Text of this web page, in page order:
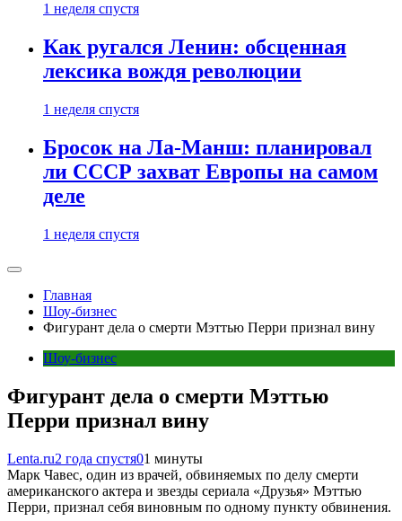
1 неделя спустя
Как ругался Ленин: обсценная
лексика вождя революции
1 неделя спустя
Бросок на Ла-Манш: планировал
ли СССР захват Европы на самом
деле
1 неделя спустя
Главная
Шоу-бизнес
Фигурант дела о смерти Мэттью Перри признал вину
Шоу-бизнес
Фигурант дела о смерти Мэттью
Перри признал вину
Lenta.ru2 года спустя01 минуты
Марк Чавес, один из врачей, обвиняемых по делу смерти
американского актера и звезды сериала «Друзья» Мэттью
Перри, признал себя виновным по одному пункту обвинения.